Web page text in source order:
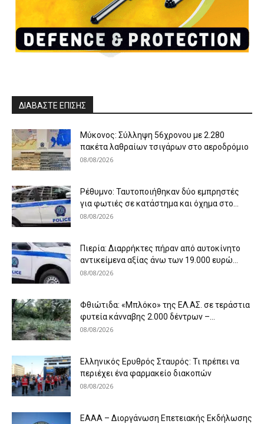
ΔΙΑΒΑΣΤΕ ΕΠΙΣΗΣ
Μύκονος: Σύλληψη 56χρονου με 2.280
πακέτα λαθραίων τσιγάρων στο αεροδρόμιο
08/08/2026
Ρέθυμνο: Ταυτοποιήθηκαν δύο εμπρηστές
για φωτιές σε κατάστημα και όχημα στο...
08/08/2026
Πιερία: Διαρρήκτες πήραν από αυτοκίνητο
αντικείμενα αξίας άνω των 19.000 ευρώ...
08/08/2026
Φθιώτιδα: «Μπλόκο» της ΕΛ.ΑΣ. σε τεράστια
φυτεία κάνναβης 2.000 δέντρων –...
08/08/2026
Ελληνικός Ερυθρός Σταυρός: Τι πρέπει να
περιέχει ένα φαρμακείο διακοπών
08/08/2026
ΕΑΑΑ – Διοργάνωση Επετειακής Εκδήλωσης